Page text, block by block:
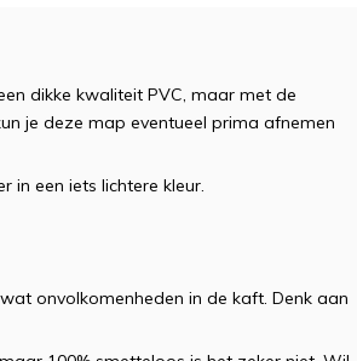
dikke kwaliteit PVC, maar met de
je deze map eventueel prima afnemen
in een iets lichtere kleur.
onvolkomenheden in de kaft. Denk aan